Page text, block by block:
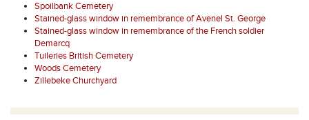
Spoilbank Cemetery
Stained-glass window in remembrance of Avenel St. George
Stained-glass window in remembrance of the French soldier
Demarcq
Tuileries British Cemetery
Woods Cemetery
Zillebeke Churchyard